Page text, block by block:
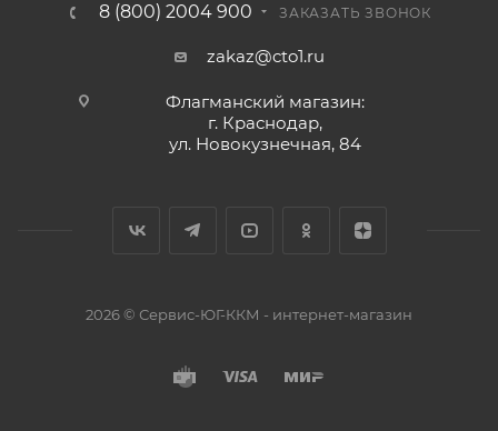
8 (800) 2004 900 ЗАКАЗАТЬ ЗВОНОК
zakaz@cto1.ru
Флагманский магазин:
г. Краснодар,
ул. Новокузнечная, 84
2026 © Сервис-ЮГ-ККМ - интернет-магазин